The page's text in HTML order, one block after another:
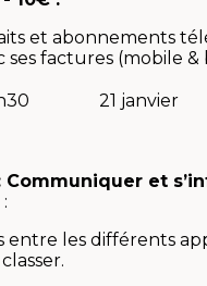
et abonnements
ses factures (mobile &
21 janvier
Communiquer et
:
entre les différents